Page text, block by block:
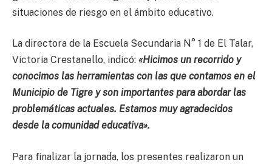
situaciones de riesgo en el ámbito educativo.
La directora de la Escuela Secundaria N° 1 de El Talar,
Victoria Crestanello, indicó: «Hicimos un recorrido y
conocimos las herramientas con las que contamos en el
Municipio de Tigre y son importantes para abordar las
problemáticas actuales. Estamos muy agradecidos
desde la comunidad educativa».
Para finalizar la jornada, los presentes realizaron un